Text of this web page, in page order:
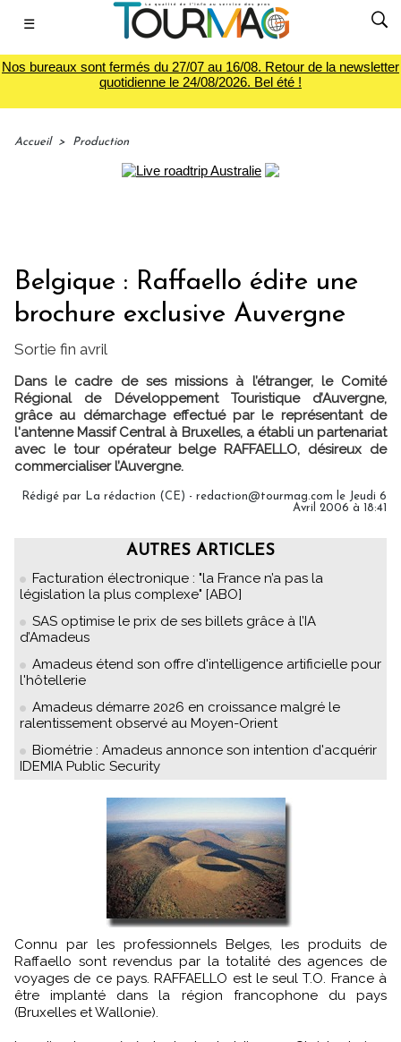
☰
Nos bureaux sont fermés du 27/07 au 16/08. Retour de la newsletter
quotidienne le 24/08/2026. Bel été !
Accueil > Production
Belgique : Raffaello édite une
brochure exclusive Auvergne
Sortie fin avril
Dans le cadre de ses missions à l’étranger, le Comité
Régional de Développement Touristique d’Auvergne,
grâce au démarchage effectué par le représentant de
l'antenne Massif Central à Bruxelles, a établi un partenariat
avec le tour opérateur belge RAFFAELLO, désireux de
commercialiser l’Auvergne.
Rédigé par La rédaction (CE) - redaction@tourmag.com le Jeudi 6
Avril 2006 à 18:41
AUTRES ARTICLES
Facturation électronique : "la France n’a pas la
législation la plus complexe" [ABO]
SAS optimise le prix de ses billets grâce à l’IA
d’Amadeus
Amadeus étend son offre d'intelligence artificielle pour
l'hôtellerie
Amadeus démarre 2026 en croissance malgré le
ralentissement observé au Moyen-Orient
Biométrie : Amadeus annonce son intention d'acquérir
IDEMIA Public Security
Connu par les professionnels Belges, les produits de
Raffaello sont revendus par la totalité des agences de
voyages de ce pays. RAFFAELLO est le seul T.O. France à
être implanté dans la région francophone du pays
(Bruxelles et Wallonie).